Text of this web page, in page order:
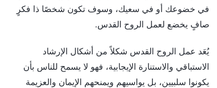
في خضوعك أو في سعيك، وسوف تكون شخصًا ذا فكرٍ
صافٍ يخضع لعمل الروح القدس.
يُعَد عمل الروح القدس شكلاً من أشكال الإرشاد
الاستباقي والاستنارة الإيجابية، فهو لا يسمح للناس بأن
يكونوا سلبيين، بل يواسيهم ويمنحهم الإيمان والعزيمة